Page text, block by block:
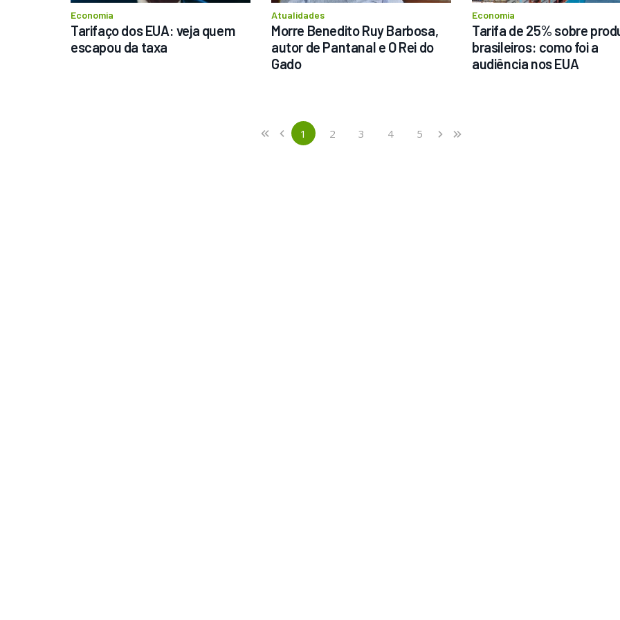
Economia
Tarifaço dos EUA: veja quem
escapou da taxa
Atualidades
Morre Benedito Ruy Barbosa,
autor de Pantanal e O Rei do
Gado
Economia
Tarifa de 25% sobre
brasileiros: como foi a
audiência nos EUA
«
First ‹
Previous 1(current)
2 3 4 5 ›
Next
»
Last